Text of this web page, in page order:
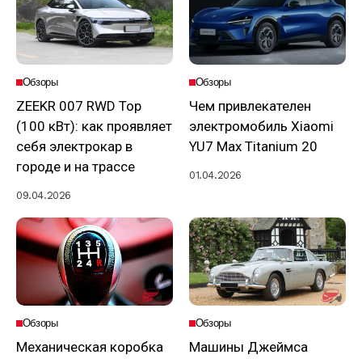
Обзоры
ZEEKR 007 RWD Top
(100 кВт): как проявляет
себя электрокар в
городе и на трассе
09.04.2026
Обзоры
Чем привлекателен
электромобиль Xiaomi
YU7 Max Titanium 20
01.04.2026
Обзоры
Механическая коробка
Обзоры
Машины Джеймса